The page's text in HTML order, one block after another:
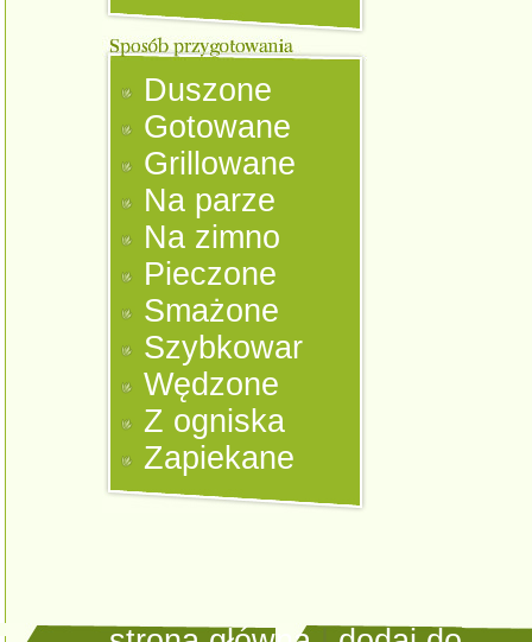
Duszone
Gotowane
Grillowane
Na parze
Na zimno
Pieczone
Smażone
Szybkowar
Wędzone
Z ogniska
Zapiekane